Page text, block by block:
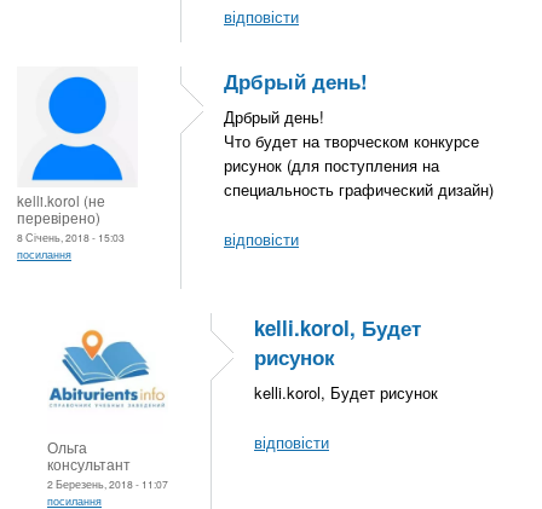
відповісти
kelli.korol (не
перевірено)
8 Січень, 2018 - 15:03
посилання
Дрбрый день!
Дрбрый день!
Что будет на творческом конкурсе
рисунок (для поступления на
специальность графический дизайн)
відповісти
Ольга
консультант
2 Березень, 2018 - 11:07
посилання
kelli.korol, Будет
рисунок
kelli.korol, Будет рисунок
відповісти